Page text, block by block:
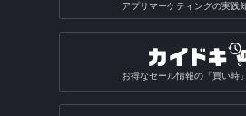
アプリマーケティングの実践
お得なセール情報の「買い時